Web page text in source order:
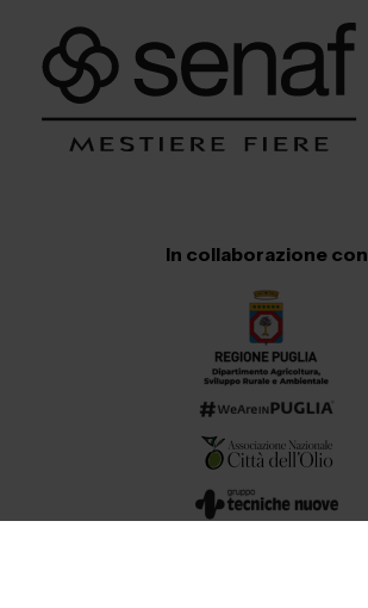
In collaborazione con